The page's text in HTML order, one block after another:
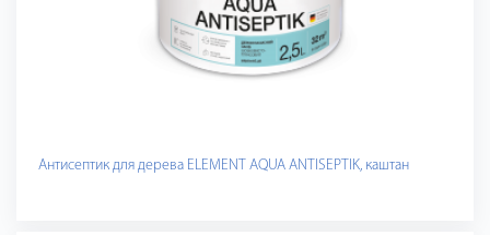
Антисептик для дерева ELEMENT AQUA ANTISEPTIK, каштан